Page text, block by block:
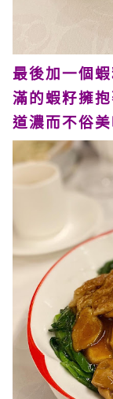
最後加一個
滿的蝦籽擁
道濃而不俗美